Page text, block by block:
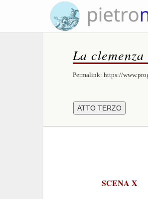
La
Permalink: https://
SCENA X